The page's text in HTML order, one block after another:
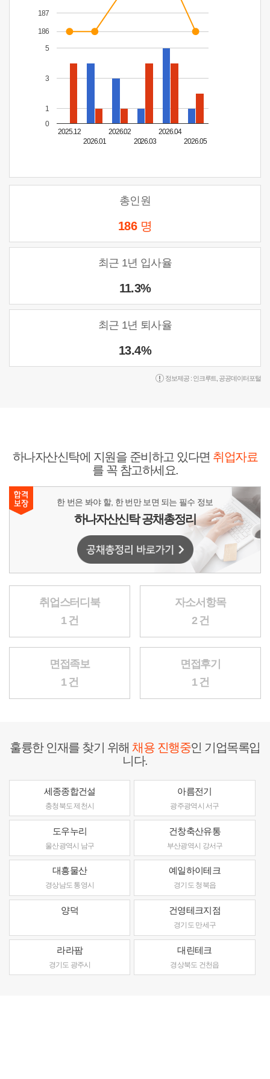
2025.12
2026.01
2026.02
2026.03
2026.04
2026.05
0
1
3
5
186
187
총인원
186 명
최근 1년 입사율
11.3%
최근 1년 퇴사율
13.4%
정보제공 : 인크루트 공공데이터포털
하나자산신탁에 지원을 준비하고 있다면 취업자료
를 꼭 참고하세요.
한 번은 봐야 할, 한 번만 보면 되는 필수 정보
하나자산신탁 공채총정리
취업스터디북
1 건
자소서항목
2 건
면접족보
1 건
면접후기
1 건
훌륭한 인재를 찾기 위해채용 진행중인 기업목록입
니다.
세종종합건설
충청북도 제천시
아름전기
광주광역시 서구
도우누리
울산광역시 남구
건창축산유통
부산광역시 강서구
대흥물산
경상남도 통영시
예일하이테크
경기도 청북읍
양덕 건영테크지점
경기도 만세구
라라팜
경기도 광주시
대린테크
경상북도 건천읍